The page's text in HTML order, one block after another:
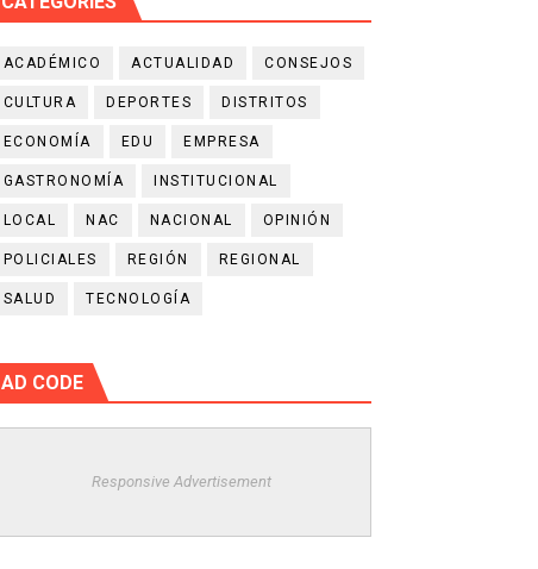
ACADÉMICO ACTUALIDAD CONSEJOS
CULTURA DEPORTES DISTRITOS
ECONOMÍA EDU EMPRESA
GASTRONOMÍA INSTITUCIONAL
LOCAL NAC NACIONAL OPINIÓN
POLICIALES REGIÓN REGIONAL
SALUD TECNOLOGÍA
AD CODE
Responsive Advertisement